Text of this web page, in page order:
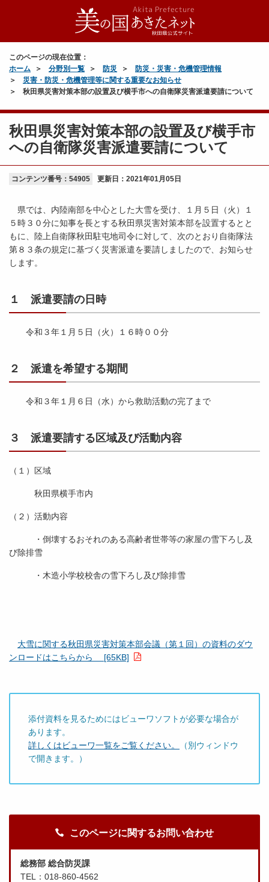
このページの現在位置：
ホーム
分野別一覧 防災
防災・災害・危機管理情報
災害・防災・危機管理等に関する重要なお知らせ
秋田県災害対策本部の設置及び横手市への自衛隊災害派遣要請について
秋田県災害対策本部の設置及び横手市
への自衛隊災害派遣要請について
コンテンツ番号：54905 更新日： 2021年01月05日
県では、内陸南部を中心とした大雪を受け、１月５日（火）１
５時３０分に知事を長とする秋田県災害対策本部を設置するとと
もに、陸上自衛隊秋田駐屯地司令に対して、次のとおり自衛隊法
第８３条の規定に基づく災害派遣を要請しましたので、お知らせ
します。
１ 派遣要請の日時
令和３年１月５日（火）１６時００分
２ 派遣を希望する期間
令和３年１月６日（水）から救助活動の完了まで
３ 派遣要請する区域及び活動内容
（１）区域
秋田県横手市内
（２）活動内容
・倒壊するおそれのある高齢者世帯等の家屋の雪下ろし及
び除排雪
・木造小学校校舎の雪下ろし及び除排雪
大雪に関する秋田県災害対策本部会議（第１回）の資料のダウ
ンロードはこちらから [65KB]
添付資料を見るためにはビューワソフトが必要な場合が
あります。
詳しくはビューワ一覧をご覧ください。
（別ウィンドウ
で開きます。）
このページに関するお問い合わせ
総務部 総合防災課
TEL：018-860-4562